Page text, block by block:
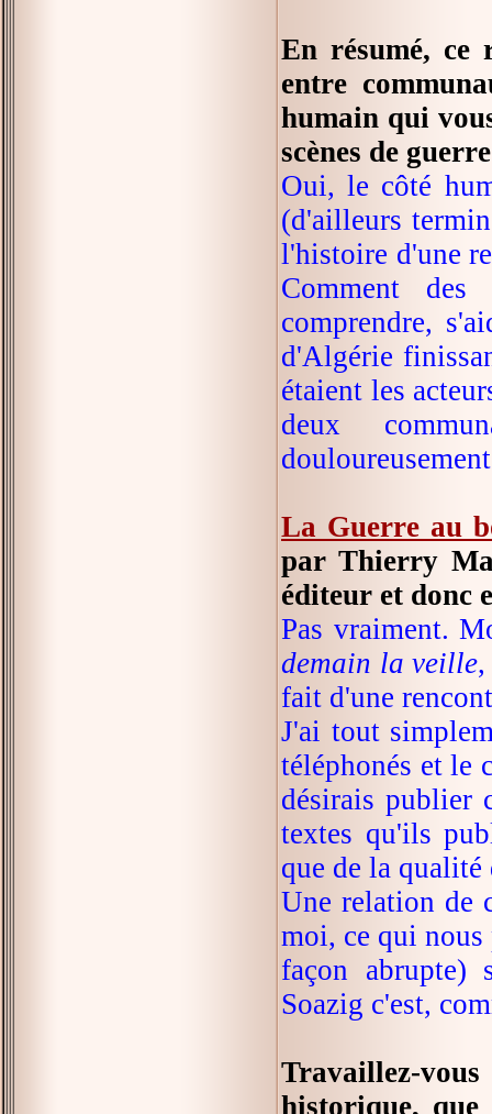
En résumé, ce
entre
humain qui
scènes de
Oui, le côté
(d'ailleurs
l'histoire d'une
Comment des
comprendre,
d'Algérie
étaient les
deux
La Guerre au
par Thierry
éditeur et donc
Pas vraiment.
demain la veille
fait d'une
J'ai tout
téléphonés et le
désirais publier
textes qu'ils
que de la qualité
Une relation de
moi, ce qui nous
façon abrupte)
Soazig c'est,
Travaillez-
historique,